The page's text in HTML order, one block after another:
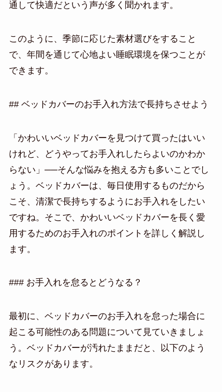
通して快適だという声が多く聞かれます。
このように、季節に応じた素材選びをすること
で、年間を通じて心地よい睡眠環境を保つことが
できます。
## ベッドカバーのお手入れ方法で長持ちさせよう
「かわいいベッドカバーを見つけて買ったはいい
けれど、どうやってお手入れしたらよいのかわか
らない」──そんな悩みを抱える方も多いことでし
ょう。ベッドカバーは、毎日使用するものだから
こそ、清潔で長持ちするようにお手入れをしたい
ですね。そこで、かわいいベッドカバーを長く愛
用するためのお手入れのポイントを詳しく解説し
ます。
### お手入れを怠るとどうなる？
最初に、ベッドカバーのお手入れを怠った場合に
起こる可能性のある問題について見ていきましょ
う。ベッドカバーが汚れたままだと、以下のよう
なリスクがあります。